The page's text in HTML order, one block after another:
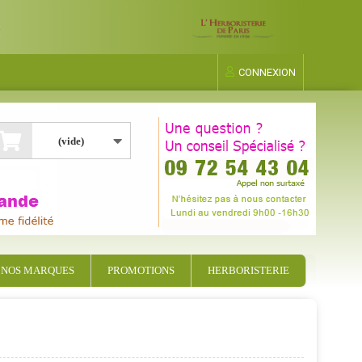
CONNEXION
(vide)
NOS MARQUES PROMOTIONS HERBORISTERIE